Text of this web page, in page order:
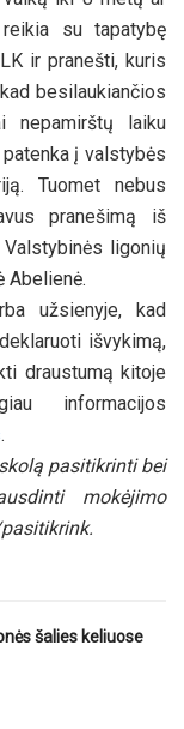
su tapatybę
ir pranešti, kuris
besilaukiančios
nepamirštų laiku
į valstybės
Tuomet nebus
pranešimą iš
ligonių
Abelienė.
užsienyje, kad
išvykimą,
draustumą kitoje
informacijos
.
pasitikrinti bei
mokėjimo
šalies keliuose